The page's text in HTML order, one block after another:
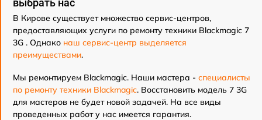
В Кирове существует множество сервис-центров,
предоставляющих услуги по ремонту техники Blackmagic 7
3G . Однако наш сервис-центр выделяется
преимуществами.
Мы ремонтируем Blackmagic. Наши мастера - специалисты
по ремонту техники Blackmagic. Восстановить модель 7 3G
для мастеров не будет новой задачей. На все виды
проведенных работ у нас имеется гарантия.